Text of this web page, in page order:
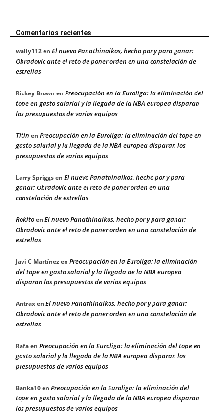
Comentarios recientes
wally112en El nuevo Panathinaikos, hecho por y para ganar:
Obradovic ante el reto de poner orden en una constelación de
estrellas
Rickey Brown en Preocupación en la Euroliga: la eliminación del
tope en gasto salarial y la llegada de la NBA europea disparan
los presupuestos de varios equipos
Titin en Preocupación en la Euroliga: la eliminación del tope en
gasto salarial y la llegada de la NBA europea disparan los
presupuestos de varios equipos
Larry Spriggsen El nuevo Panathinaikos, hecho por y para
ganar: Obradovic ante el reto de poner orden en una
constelación de estrellas
Rokitoen El nuevo Panathinaikos, hecho por y para ganar:
Obradovic ante el reto de poner orden en una constelación de
estrellas
Javi C Martínezen Preocupación en la Euroliga: la eliminación
del tope en gasto salarial y la llegada de la NBA europea
disparan los presupuestos de varios equipos
Antraxen El nuevo Panathinaikos, hecho por y para ganar:
Obradovic ante el reto de poner orden en una constelación de
estrellas
Rafaen Preocupación en la Euroliga: la eliminación del tope en
gasto salarial y la llegada de la NBA europea disparan los
presupuestos de varios equipos
Banka10en Preocupación en la Euroliga: la eliminación del
tope en gasto salarial y la llegada de la NBA europea disparan
los presupuestos de varios equipos